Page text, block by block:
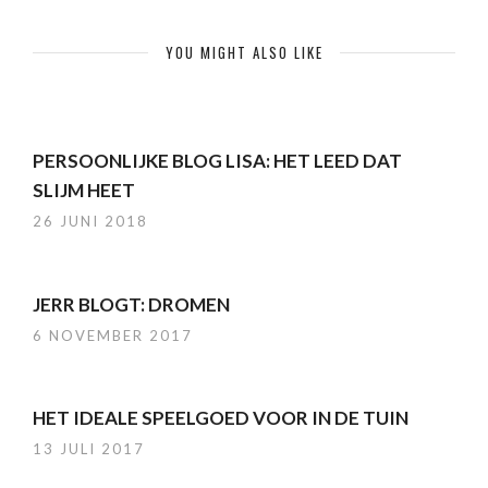
YOU MIGHT ALSO LIKE
PERSOONLIJKE BLOG LISA: HET LEED DAT
SLIJM HEET
26 JUNI 2018
JERR BLOGT: DROMEN
6 NOVEMBER 2017
HET IDEALE SPEELGOED VOOR IN DE TUIN
13 JULI 2017